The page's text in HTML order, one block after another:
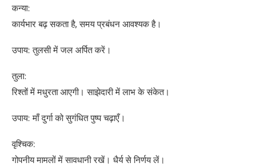
कन्या:
कार्यभार बढ़ सकता है, समय प्रबंधन आवश्यक है।
उपाय: तुलसी में जल अर्पित करें।
तुला:
रिश्तों में मधुरता आएगी। साझेदारी में लाभ के संकेत।
उपाय: माँ दुर्गा को सुगंधित पुष्प चढ़ाएँ।
वृश्चिक:
गोपनीय मामलों में सावधानी रखें। धैर्य से निर्णय लें।